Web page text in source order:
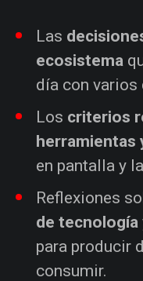
Las
ecosistema
día con
Los criterios
herramientas
en pantalla y
Reflexiones
de tecnología
para producir
consumir.